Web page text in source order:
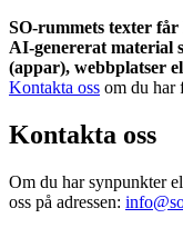
SO-rummets texter
AI-genererat material
(appar), webbplatser
Kontakta oss om du har
Kontakta oss
Om du har synpunkter
oss på adressen: